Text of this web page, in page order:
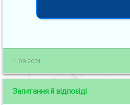
11.09.2021
Запитання й відповіді